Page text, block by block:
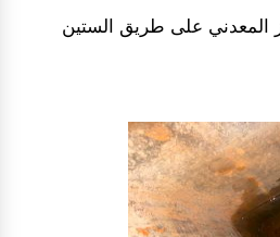
المعدني على طريق الستين